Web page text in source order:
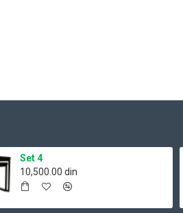
Set 4
10,500.00 din